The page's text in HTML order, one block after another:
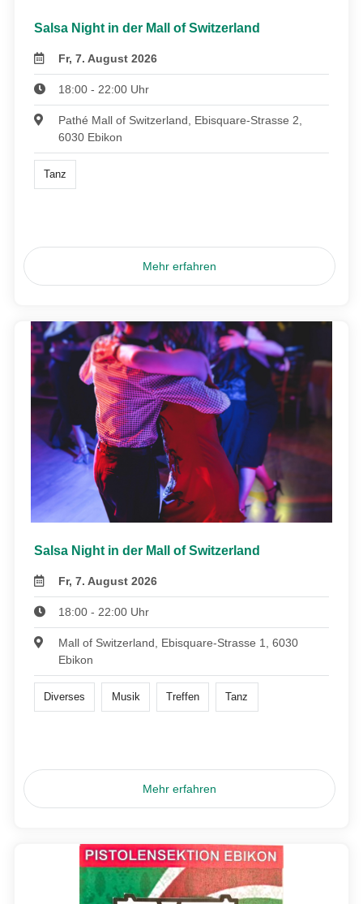
Salsa Night in der Mall of Switzerland
Fr, 7. August 2026
18:00 - 22:00 Uhr
Pathé Mall of Switzerland, Ebisquare-Strasse 2,
6030 Ebikon
Tanz
Mehr erfahren
Salsa Night in der Mall of Switzerland
Fr, 7. August 2026
18:00 - 22:00 Uhr
Mall of Switzerland, Ebisquare-Strasse 1, 6030
Ebikon
Diverses Musik Treffen Tanz
Mehr erfahren